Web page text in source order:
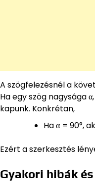
A szögfelezésnél a
Ha egy szög nagysága
kapunk. Konkrétan,
Ha α = 90°,
Ezért a szerkesztés
Gyakori hibák